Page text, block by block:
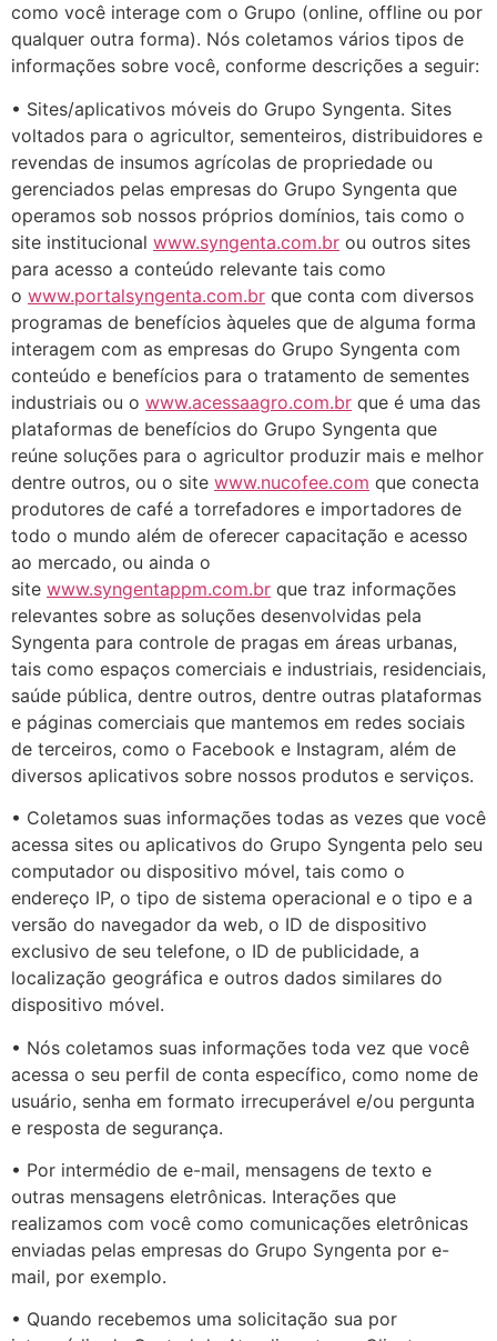
como você interage com o Grupo (online, offline ou por
qualquer outra forma). Nós coletamos vários tipos de
informações sobre você, conforme descrições a seguir:
• Sites/aplicativos móveis do Grupo Syngenta. Sites
voltados para o agricultor, sementeiros, distribuidores e
revendas de insumos agrícolas de propriedade ou
gerenciados pelas empresas do Grupo Syngenta que
operamos sob nossos próprios domínios, tais como o
site institucional www.syngenta.com.br ou outros sites
para acesso a conteúdo relevante tais como
o www.portalsyngenta.com.br que conta com diversos
programas de benefícios àqueles que de alguma forma
interagem com as empresas do Grupo Syngenta com
conteúdo e benefícios para o tratamento de sementes
industriais ou o www.acessaagro.com.br que é uma das
plataformas de benefícios do Grupo Syngenta que
reúne soluções para o agricultor produzir mais e melhor
dentre outros, ou o site www.nucofee.com que conecta
produtores de café a torrefadores e importadores de
todo o mundo além de oferecer capacitação e acesso
ao mercado, ou ainda o
site www.syngentappm.com.br que traz informações
relevantes sobre as soluções desenvolvidas pela
Syngenta para controle de pragas em áreas urbanas,
tais como espaços comerciais e industriais, residenciais,
saúde pública, dentre outros, dentre outras plataformas
e páginas comerciais que mantemos em redes sociais
de terceiros, como o Facebook e Instagram, além de
diversos aplicativos sobre nossos produtos e serviços.
• Coletamos suas informações todas as vezes que você
acessa sites ou aplicativos do Grupo Syngenta pelo seu
computador ou dispositivo móvel, tais como o
endereço IP, o tipo de sistema operacional e o tipo e a
versão do navegador da web, o ID de dispositivo
exclusivo de seu telefone, o ID de publicidade, a
localização geográfica e outros dados similares do
dispositivo móvel.
• Nós coletamos suas informações toda vez que você
acessa o seu perfil de conta específico, como nome de
usuário, senha em formato irrecuperável e/ou pergunta
e resposta de segurança.
• Por intermédio de e-mail, mensagens de texto e
outras mensagens eletrônicas. Interações que
realizamos com você como comunicações eletrônicas
enviadas pelas empresas do Grupo Syngenta por e-
mail, por exemplo.
• Quando recebemos uma solicitação sua por